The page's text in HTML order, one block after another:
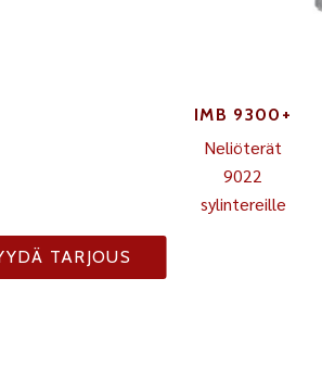
IMB 9300+
Neliöterät
9022
sylintereille
TARJOUS